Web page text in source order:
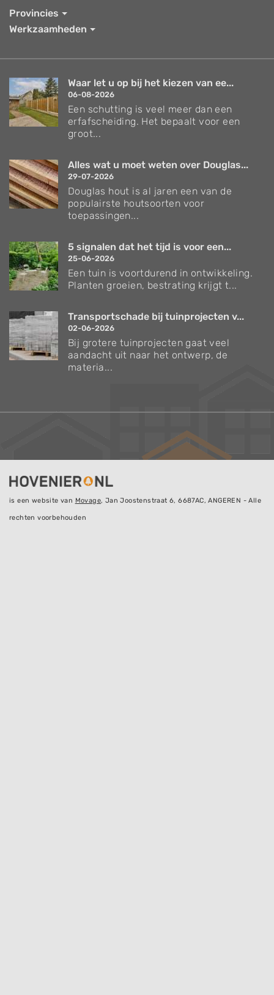
Provincies
Werkzaamheden
Waar let u op bij het kiezen van ee...
06-08-2026
Een schutting is veel meer dan een
erfafscheiding. Het bepaalt voor een
groot...
Alles wat u moet weten over Douglas...
29-07-2026
Douglas hout is al jaren een van de
populairste houtsoorten voor
toepassingen...
5 signalen dat het tijd is voor een...
25-06-2026
Een tuin is voortdurend in ontwikkeling.
Planten groeien, bestrating krijgt t...
Transportschade bij tuinprojecten v...
02-06-2026
Bij grotere tuinprojecten gaat veel
aandacht uit naar het ontwerp, de
materia...
is een website van Movage, Jan Joostenstraat 6, 6687AC, ANGEREN - Alle
rechten voorbehouden